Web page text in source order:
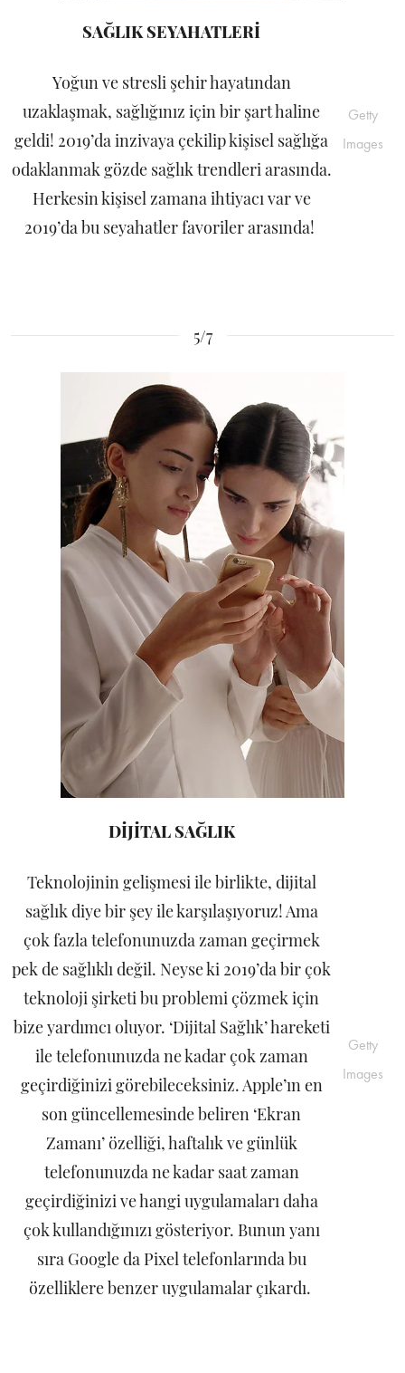
SAĞLIK SEYAHATLERİ
Yoğun ve stresli şehir hayatından
uzaklaşmak, sağlığınız için bir şart haline
geldi! 2019’da inzivaya çekilip kişisel sağlığa
odaklanmak gözde sağlık trendleri arasında.
Herkesin kişisel zamana ihtiyacı var ve
2019’da bu seyahatler favoriler arasında!
Getty
Images
5/7
DİJİTAL SAĞLIK
Teknolojinin gelişmesi ile birlikte, dijital
sağlık diye bir şey ile karşılaşıyoruz! Ama
çok fazla telefonunuzda zaman geçirmek
pek de sağlıklı değil. Neyse ki 2019’da bir çok
teknoloji şirketi bu problemi çözmek için
bize yardımcı oluyor. ‘Dijital Sağlık’ hareketi
ile telefonunuzda ne kadar çok zaman
geçirdiğinizi görebileceksiniz. Apple’ın en
son güncellemesinde beliren ‘Ekran
Zamanı’ özelliği, haftalık ve günlük
telefonunuzda ne kadar saat zaman
geçirdiğinizi ve hangi uygulamaları daha
çok kullandığınızı gösteriyor. Bunun yanı
sıra Google da Pixel telefonlarında bu
özelliklere benzer uygulamalar çıkardı.
Getty
Images